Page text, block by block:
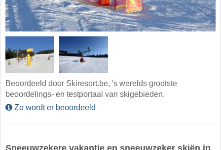
Beoordeeld door Skiresort.be, 's werelds grootste
beoordelings- en testportaal van skigebieden.
Zo wordt er beoordeeld